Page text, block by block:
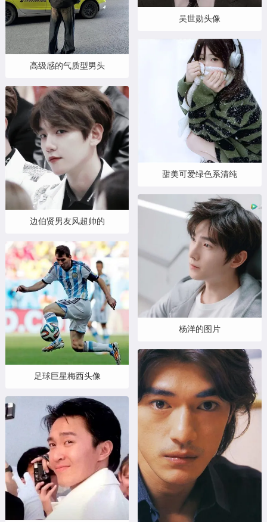
高级感的气质型男头
边伯贤男友风超帅的
足球巨星梅西头像
吴世勋头像
甜美可爱绿色系清纯
杨洋的图片